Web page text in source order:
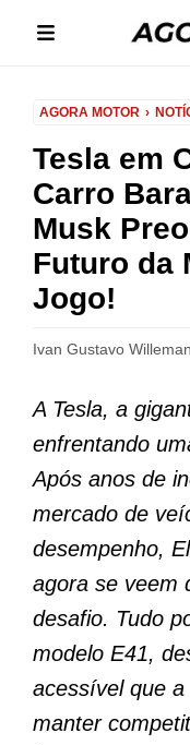
AGORA MOTOR
Tesla em
Carro
Musk
Futuro da
Jogo!
Ivan Gustavo
A Tesla, a
enfrentando
Após anos de
mercado de
desempenho,
agora se veem
desafio. Tudo
modelo E41,
acessível que
manter